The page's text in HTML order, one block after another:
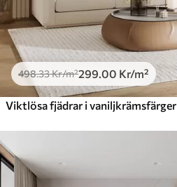
900 .00540.00Kr/m²
498.33Kr/m²299 .00 Kr/m²
Viktlösa fjädrar i vaniljkrämsfärger